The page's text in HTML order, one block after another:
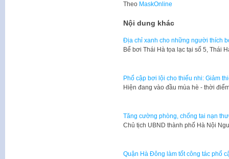
Theo MaskOnline
Nội dung khác
Địa chỉ xanh cho những người thích
Bể bơi Thái Hà tọa lạc tại số 5, Thái
Phổ cập bơi lội cho thiếu nhi: Giảm
Hiện đang vào đầu mùa hè - thời
Tăng cường phòng, chống tai nạn
Chủ tịch UBND thành phố Hà Nội
Quận Hà Đông làm tốt công tác phổ